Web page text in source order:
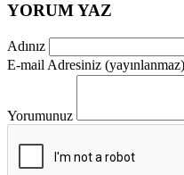
YORUM YAZ
Adınız
E-mail Adresiniz (yayınlanmaz)
Yorumunuz